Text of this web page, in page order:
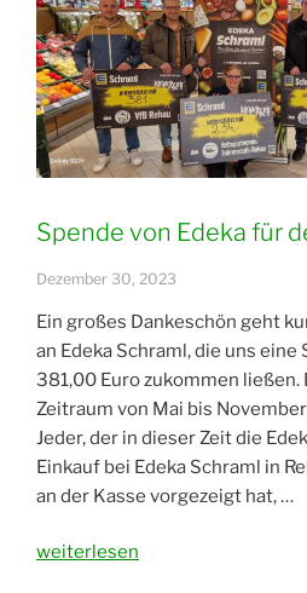
Spende von Edeka für
Dezember 30, 2023
Ein großes Dankeschön geht
an Edeka Schraml, die uns eine
381,00 Euro zukommen ließen.
Zeitraum von Mai bis
Jeder, der in dieser Zeit die
Einkauf bei Edeka Schraml in
an der Kasse vorgezeigt hat, …
„Spende
weiterlesen